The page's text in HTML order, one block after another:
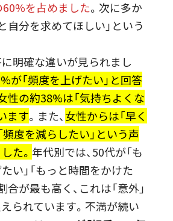
60%を占めました。次に多か
自分を求めてほしい」という
明確な違いが見られまし
が「頻度を上げたい」と回答
性の約38%は「気持ちよくな
ます。また、女性からは「早く
頻度を減らしたい」という声
た。年代別では、50代が「も
い」「もっと時間をかけた
合が最も高く、これは「意外」
られています。不満が続い